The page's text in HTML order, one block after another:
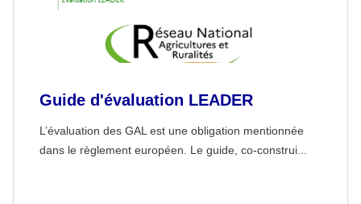
Guide d'évaluation LEADER
L’évaluation des GAL est une obligation mentionnée
dans le règlement européen. Le guide, co-construi...